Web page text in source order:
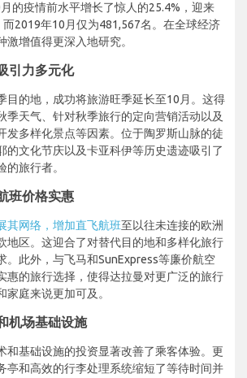
的疫情前水平增长了惊人的25.4%，迎来
2019年10月仅为481,567名。在全球经济
激增值得更深入地研究。
引力多元化
目的地，成功将旅游旺季延长至10月。这得
季天气、针对秋季旅行的定向营销活动以及
发多样化景点等因素。位于陶罗斯山脉的徒
的文化节庆以及卡亚科伊等历史遗迹吸引了
旅行者。
班价格实惠
其网络，增加直飞航班至以往未连接的欧洲
地区。这迎合了对替代目的地和多样化旅行
。此外，与飞马和SunExpress等廉价航空
惠的旅行选择，使得达拉曼对更广泛的旅行
庭来说更加可及。
机场基础设施
和基础设施的投资显著改善了乘客体验。更
亭和高效的行李处理系统缩短了等待时间并